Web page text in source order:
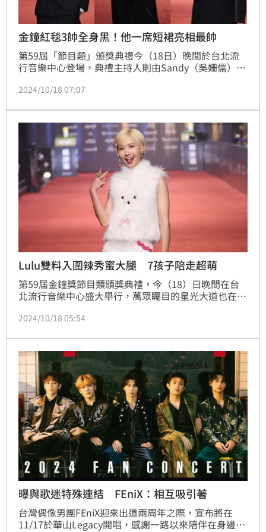
金鐘紅毯3帥全身黑！他一席短裙亮相最帥
第59屆「節目類」頒獎典禮今（18日）晚間於台北流
行音樂中心登場，典禮主持人則由Sandy（吳姍儒）獨
個帥氣登場，《三立新聞網》特別整理出紅毯三帥，包
禮服亮相。林汝珊
2024/10/18 07:07
Lulu雙料入圍辣秀蜜大腿 7孩子陪走超萌
第59屆金鐘獎節目類頒獎典禮，今（18）日晚間在台
北流行音樂中心盛大舉行，萬眾矚目的星光大道也在傍
實境節目主持人獎」的Lulu（黃路梓茵）、任容萱、粿
叫聲。
2024/10/18 05:54
曝與歌迷特殊連結 FEniX：相互吸引著
台灣偶像男團FEniX迎來出道兩周年之際，宣布將在
11/17於華山Legacy開唱，感謝一路以來陪伴在身邊的